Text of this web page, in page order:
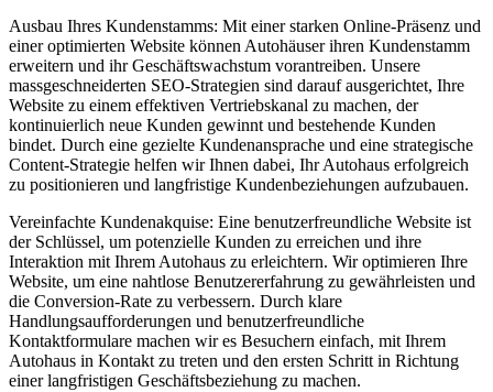
Ausbau Ihres Kundenstamms: Mit einer starken Online-Präsenz und
einer optimierten Website können Autohäuser ihren Kundenstamm
erweitern und ihr Geschäftswachstum vorantreiben. Unsere
massgeschneiderten SEO-Strategien sind darauf ausgerichtet, Ihre
Website zu einem effektiven Vertriebskanal zu machen, der
kontinuierlich neue Kunden gewinnt und bestehende Kunden
bindet. Durch eine gezielte Kundenansprache und eine strategische
Content-Strategie helfen wir Ihnen dabei, Ihr Autohaus erfolgreich
zu positionieren und langfristige Kundenbeziehungen aufzubauen.
Vereinfachte Kundenakquise: Eine benutzerfreundliche Website ist
der Schlüssel, um potenzielle Kunden zu erreichen und ihre
Interaktion mit Ihrem Autohaus zu erleichtern. Wir optimieren Ihre
Website, um eine nahtlose Benutzererfahrung zu gewährleisten und
die Conversion-Rate zu verbessern. Durch klare
Handlungsaufforderungen und benutzerfreundliche
Kontaktformulare machen wir es Besuchern einfach, mit Ihrem
Autohaus in Kontakt zu treten und den ersten Schritt in Richtung
einer langfristigen Geschäftsbeziehung zu machen.